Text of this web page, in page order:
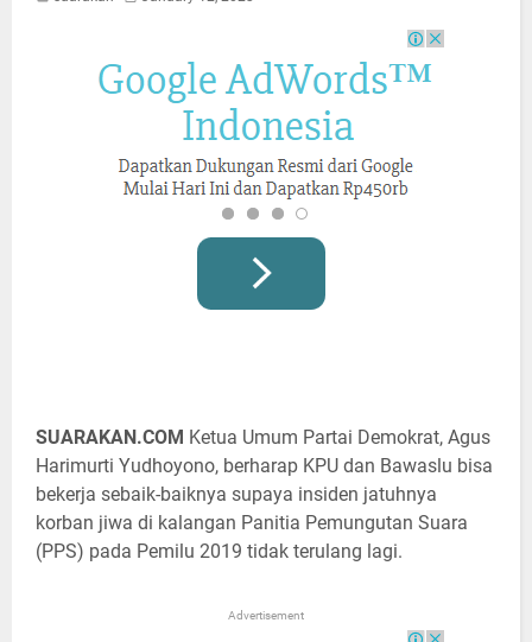
SUARAKAN.COM Ketua Umum Partai Demokrat, Agus
Harimurti Yudhoyono, berharap KPU dan Bawaslu bisa
bekerja sebaik-baiknya supaya insiden jatuhnya
korban jiwa di kalangan Panitia Pemungutan Suara
(PPS) pada Pemilu 2019 tidak terulang lagi.
Advertisement